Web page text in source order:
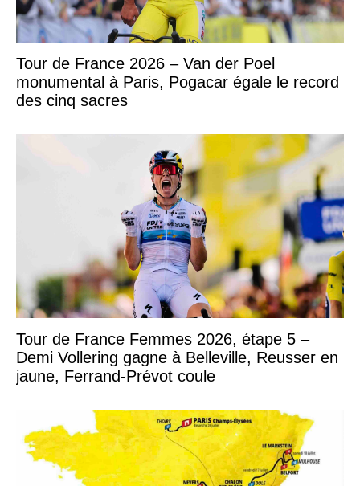
Tour de France 2026 – Van der Poel
monumental à Paris, Pogacar égale le record
des cinq sacres
Tour de France Femmes 2026, étape 5 –
Demi Vollering gagne à Belleville, Reusser en
jaune, Ferrand-Prévot coule